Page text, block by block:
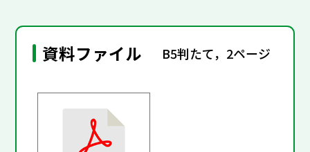
資料ファイル B5判たて，2ページ